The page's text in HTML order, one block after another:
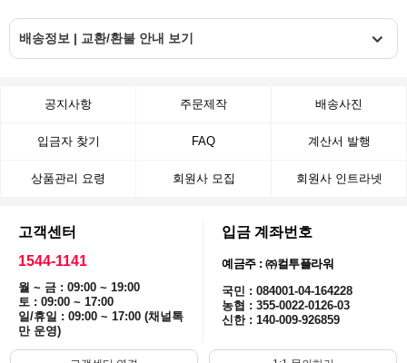
배송정보 | 교환/환불 안내 보기
공지사항 주문제작 배송사진
입금자 찾기 FAQ 계산서 발행
상품관리 요령 회원사 모집 회원사 인트라넷
고객센터
1544-1141
월 ~ 금 : 09:00 ~ 19:00
토 : 09:00 ~ 17:00
일/휴일 : 09:00 ~ 17:00 (채널톡
만 운영)
입금 계좌번호
예금주 : ㈜컬투플라워
국민 : 084001-04-164228
농협 : 355-0022-0126-03
신한 : 140-009-926859